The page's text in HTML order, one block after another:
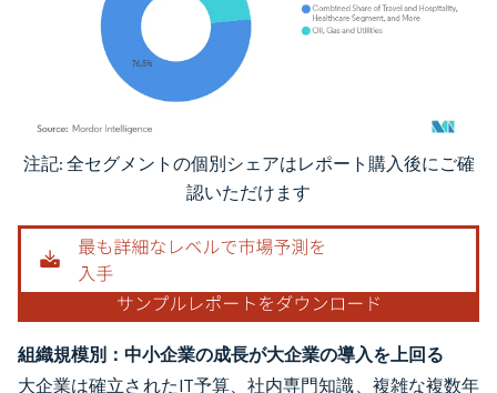
画像 © Mordor Intelligence。再利用にはCC BY 4.0の表示が必要です。
注記: 全セグメントの個別シェアはレポート購入後にご確
認いただけます
組織規模別：中小企業の成長が大企業の導入を上回る
大企業は確立されたIT予算、社内専門知識、複雑な複数年